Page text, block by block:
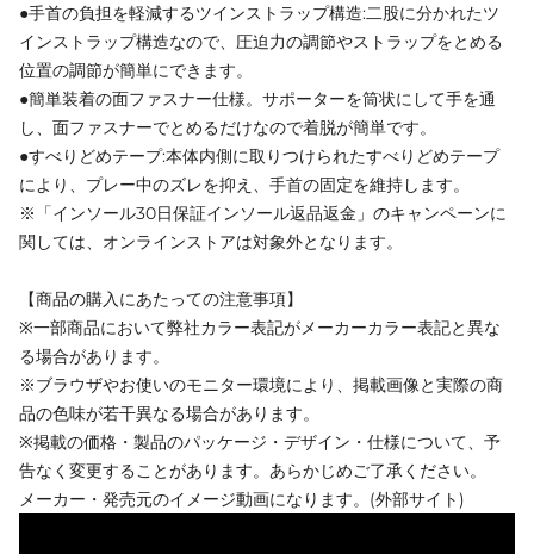
●手首の負担を軽減するツインストラップ構造:二股に分かれたツ
インストラップ構造なので、圧迫力の調節やストラップをとめる
位置の調節が簡単にできます。
●簡単装着の面ファスナー仕様。サポーターを筒状にして手を通
し、面ファスナーでとめるだけなので着脱が簡単です。
●すべりどめテープ:本体内側に取りつけられたすべりどめテープ
により、プレー中のズレを抑え、手首の固定を維持します。
※「インソール30日保証インソール返品返金」のキャンペーンに
関しては、オンラインストアは対象外となります。
【商品の購入にあたっての注意事項】
※一部商品において弊社カラー表記がメーカーカラー表記と異な
る場合があります。
※ブラウザやお使いのモニター環境により、掲載画像と実際の商
品の色味が若干異なる場合があります。
※掲載の価格・製品のパッケージ・デザイン・仕様について、予
告なく変更することがあります。あらかじめご了承ください。
メーカー・発売元のイメージ動画になります。(外部サイト)